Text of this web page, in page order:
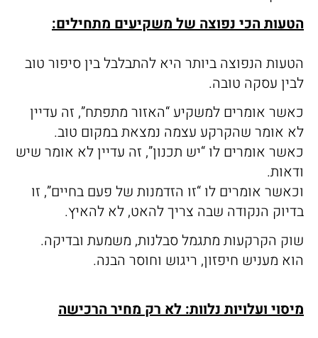
הטעות הכי נפוצה של משקיעים מתחילים:
הטעות הנפוצה ביותר היא להתבלבל בין סיפור טוב
לבין עסקה טובה.
כאשר אומרים למשקיע “האזור מתפתח”, זה עדיין
לא אומר שהקרקע עצמה נמצאת במקום טוב.
כאשר אומרים לו “יש תכנון”, זה עדיין לא אומר שיש
ודאות.
וכאשר אומרים לו “זו הזדמנות של פעם בחיים”, זו
בדיוק הנקודה שבה צריך להאט, לא להאיץ.
שוק הקרקעות מתגמל סבלנות, משמעת ובדיקה.
הוא מעניש חיפזון, ריגוש וחוסר הבנה.
מיסוי ועלויות נלוות: לא רק מחיר הרכישה